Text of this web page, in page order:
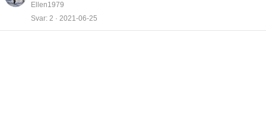
Ellen1979
Svar 2 2021-06-25